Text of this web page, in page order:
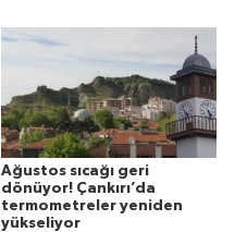
Ağustos sıcağı geri
dönüyor! Çankırı’da
termometreler yeniden
yükseliyor